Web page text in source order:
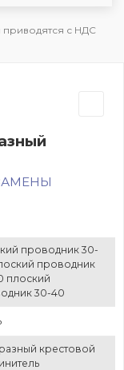
приводятся с НДС
проводник 30-
проводник
плоский
30-40
крестовой